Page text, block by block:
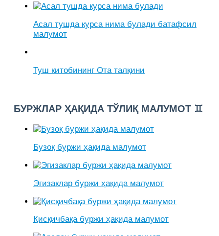
Асал тушда курса нима булади батафсил
малумот
Туш китобининг Ота талқини
БУРЖЛАР ҲАҚИДА ТЎЛИҚ МАЛУМОТ ♊
Бузоқ буржи ҳақида малумот
Эгизаклар буржи ҳақида малумот
Қисқичбақа буржи ҳақида малумот